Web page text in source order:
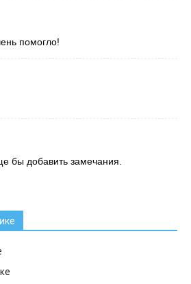
помогло!
бы добавить замечания.